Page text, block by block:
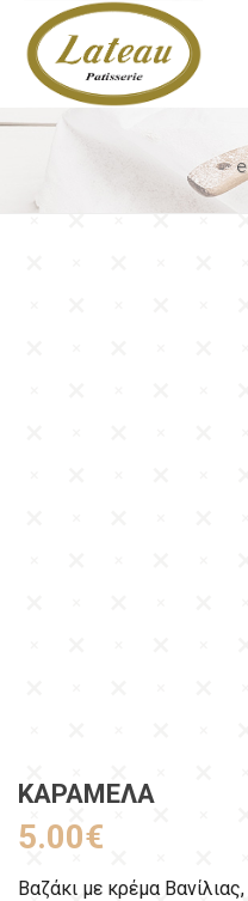
ΚΑΡΑΜΈΛΑ
5.00€
Βαζάκι με κρέμα